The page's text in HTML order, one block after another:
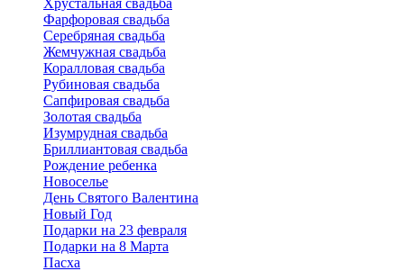
Хрустальная свадьба
Фарфоровая свадьба
Серебряная свадьба
Жемчужная свадьба
Коралловая свадьба
Рубиновая свадьба
Сапфировая свадьба
Золотая свадьба
Изумрудная свадьба
Бриллиантовая свадьба
Рождение ребенка
Новоселье
День Святого Валентина
Новый Год
Подарки на 23 февраля
Подарки на 8 Марта
Пасха